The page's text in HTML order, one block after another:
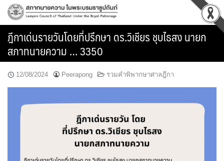
Skip
content
ฎีกาเด่นรายวันโดยที่ปรึกษา ดร.วิเชียร ชุบไธสง นายก
สภาทนายความ … 3350
12/08/2024 Peerapong รวมคำพิพากษาศาลฎีกา